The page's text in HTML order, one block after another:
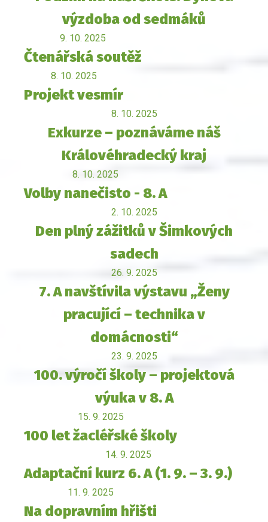
výzdoba od sedmáků
9. 10. 2025
Čtenářská soutěž
8. 10. 2025
Projekt vesmír
8. 10. 2025
Exkurze – poznáváme náš
Královéhradecký kraj
8. 10. 2025
Volby nanečisto - 8. A
2. 10. 2025
Den plný zážitků v Šimkových
sadech
26. 9. 2025
7. A navštívila výstavu „Ženy
pracující – technika v
domácnosti“
23. 9. 2025
100. výročí školy – projektová
výuka v 8. A
15. 9. 2025
100 let žacléřské školy
14. 9. 2025
Adaptační kurz 6. A (1. 9. – 3. 9.)
11. 9. 2025
Na dopravním hřišti